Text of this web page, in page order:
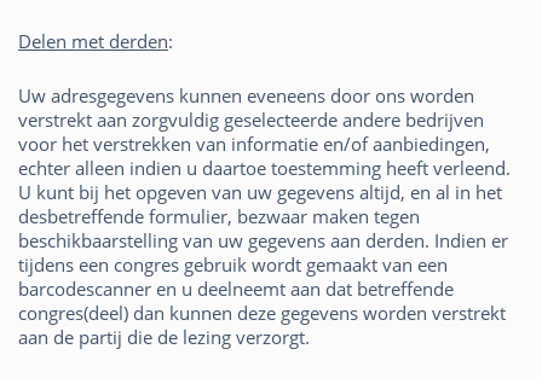
Delen met derden:
Uw adresgegevens kunnen eveneens door ons worden
verstrekt aan zorgvuldig geselecteerde andere bedrijven
voor het verstrekken van informatie en/of aanbiedingen,
echter alleen indien u daartoe toestemming heeft verleend.
U kunt bij het opgeven van uw gegevens altijd, en al in het
desbetreffende formulier, bezwaar maken tegen
beschikbaarstelling van uw gegevens aan derden. Indien er
tijdens een congres gebruik wordt gemaakt van een
barcodescanner en u deelneemt aan dat betreffende
congres(deel) dan kunnen deze gegevens worden verstrekt
aan de partij die de lezing verzorgt.